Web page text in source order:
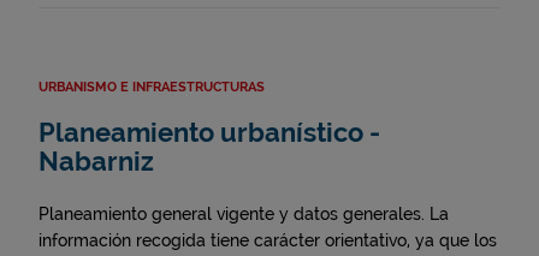
URBANISMO E INFRAESTRUCTURAS
Planeamiento urbanístico -
Nabarniz
Planeamiento general vigente y datos generales. La
información recogida tiene carácter orientativo, ya que los